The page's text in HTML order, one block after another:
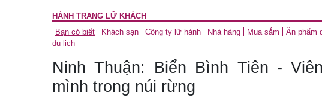
HÀNH TRANG LỮ KHÁCH
Bạn có biết
Khách sạn Công ty lữ hành Nhà hàng Mua sắm Ấn phẩm
du lịch
Ninh Thuận: Biển Bình Tiên -
mình trong núi rừng